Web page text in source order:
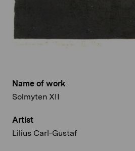
Name of work
Solmyten XII
Artist
Lilius Carl-Gustaf